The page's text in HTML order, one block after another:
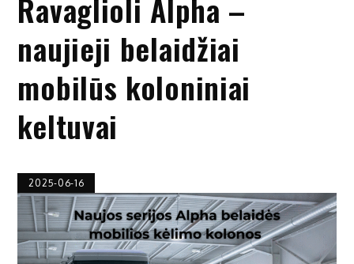
Ravaglioli Alpha –
naujieji belaidžiai
mobilūs koloniniai
keltuvai
2025-06-16